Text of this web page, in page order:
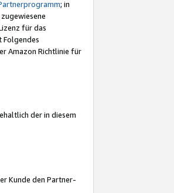
; in
für das
Folgendes
Amazon Richtlinie für
der in diesem
Kunde den Partner-